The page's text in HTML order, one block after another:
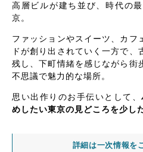
高層ビルが建ち並び、時代の
京。
ファッションやスイーツ、カフ
ドが創り出されていく一方で、
残し、下町情緒を感じながら街
不思議で魅力的な場所。
思い出作りのお手伝いとして、
めしたい東京の見どころを少し
詳細は一次情報を